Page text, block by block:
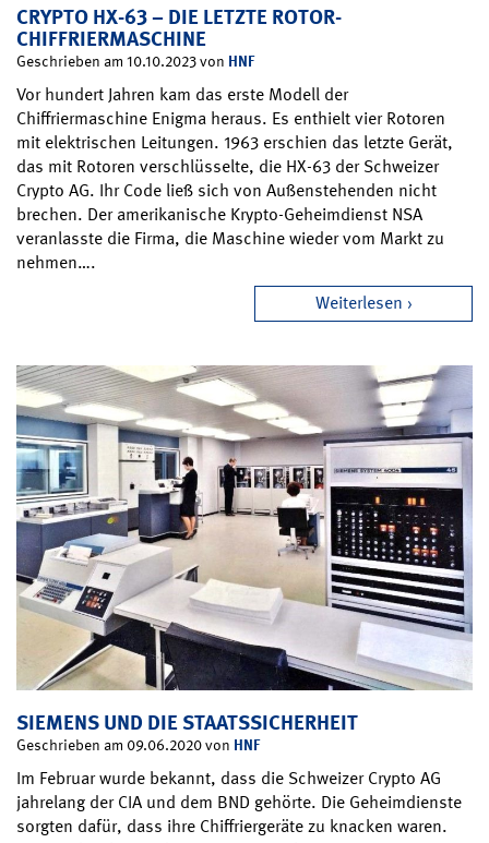
CRYPTO HX-63 – DIE LETZTE ROTOR-
CHIFFRIERMASCHINE
Geschrieben am 10.10.2023 von HNF
Vor hundert Jahren kam das erste Modell der
Chiffriermaschine Enigma heraus. Es enthielt vier Rotoren
mit elektrischen Leitungen. 1963 erschien das letzte Gerät,
das mit Rotoren verschlüsselte, die HX-63 der Schweizer
Crypto AG. Ihr Code ließ sich von Außenstehenden nicht
brechen. Der amerikanische Krypto-Geheimdienst NSA
veranlasste die Firma, die Maschine wieder vom Markt zu
nehmen….
Weiterlesen
SIEMENS UND DIE STAATSSICHERHEIT
Geschrieben am 09.06.2020 von HNF
Im Februar wurde bekannt, dass die Schweizer Crypto AG
jahrelang der CIA und dem BND gehörte. Die Geheimdienste
sorgten dafür, dass ihre Chiffriergeräte zu knacken waren.